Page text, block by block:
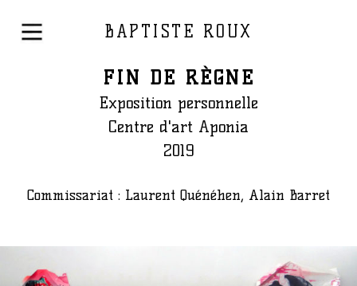
BAPTISTE ROUX
FIN DE RÈGNE
Exposition personnelle
Centre d'art Aponia
2019
Commissariat : Laurent Quénéhen, Alain Barret